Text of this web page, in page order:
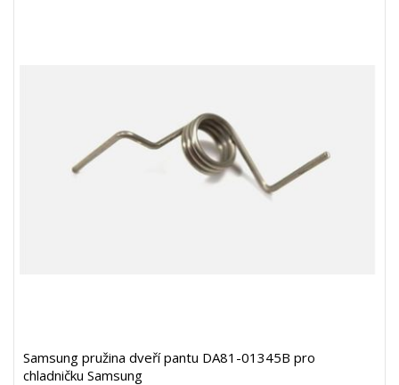
Samsung pružina dveří pantu DA81-01345B pro
chladničku Samsung